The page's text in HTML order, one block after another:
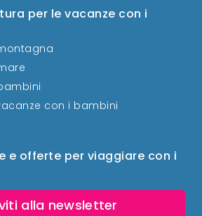
e offerte per viaggiare con i
alla newsletter
per le vacanze con i
con i bambini